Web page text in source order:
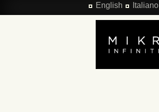
Salta al contenuto principaleEnglish Italiano